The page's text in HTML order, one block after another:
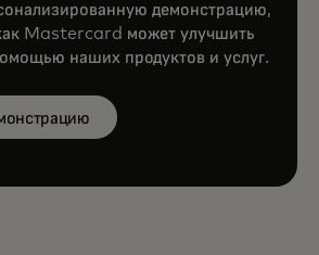
демонстрацию,
Mastercard может улучшить
наших продуктов и услуг.